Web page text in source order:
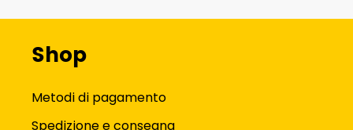
Shop
Metodi di pagamento
Spedizione e consegna